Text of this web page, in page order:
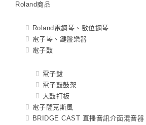
Roland商品
Roland電鋼琴、數位鋼琴
電子琴、鍵盤樂器
電子鼓
電子鈸
電子鼓鼓架
大鼓打板
電子薩克斯風
BRIDGE CAST 直播音訊介面混音器